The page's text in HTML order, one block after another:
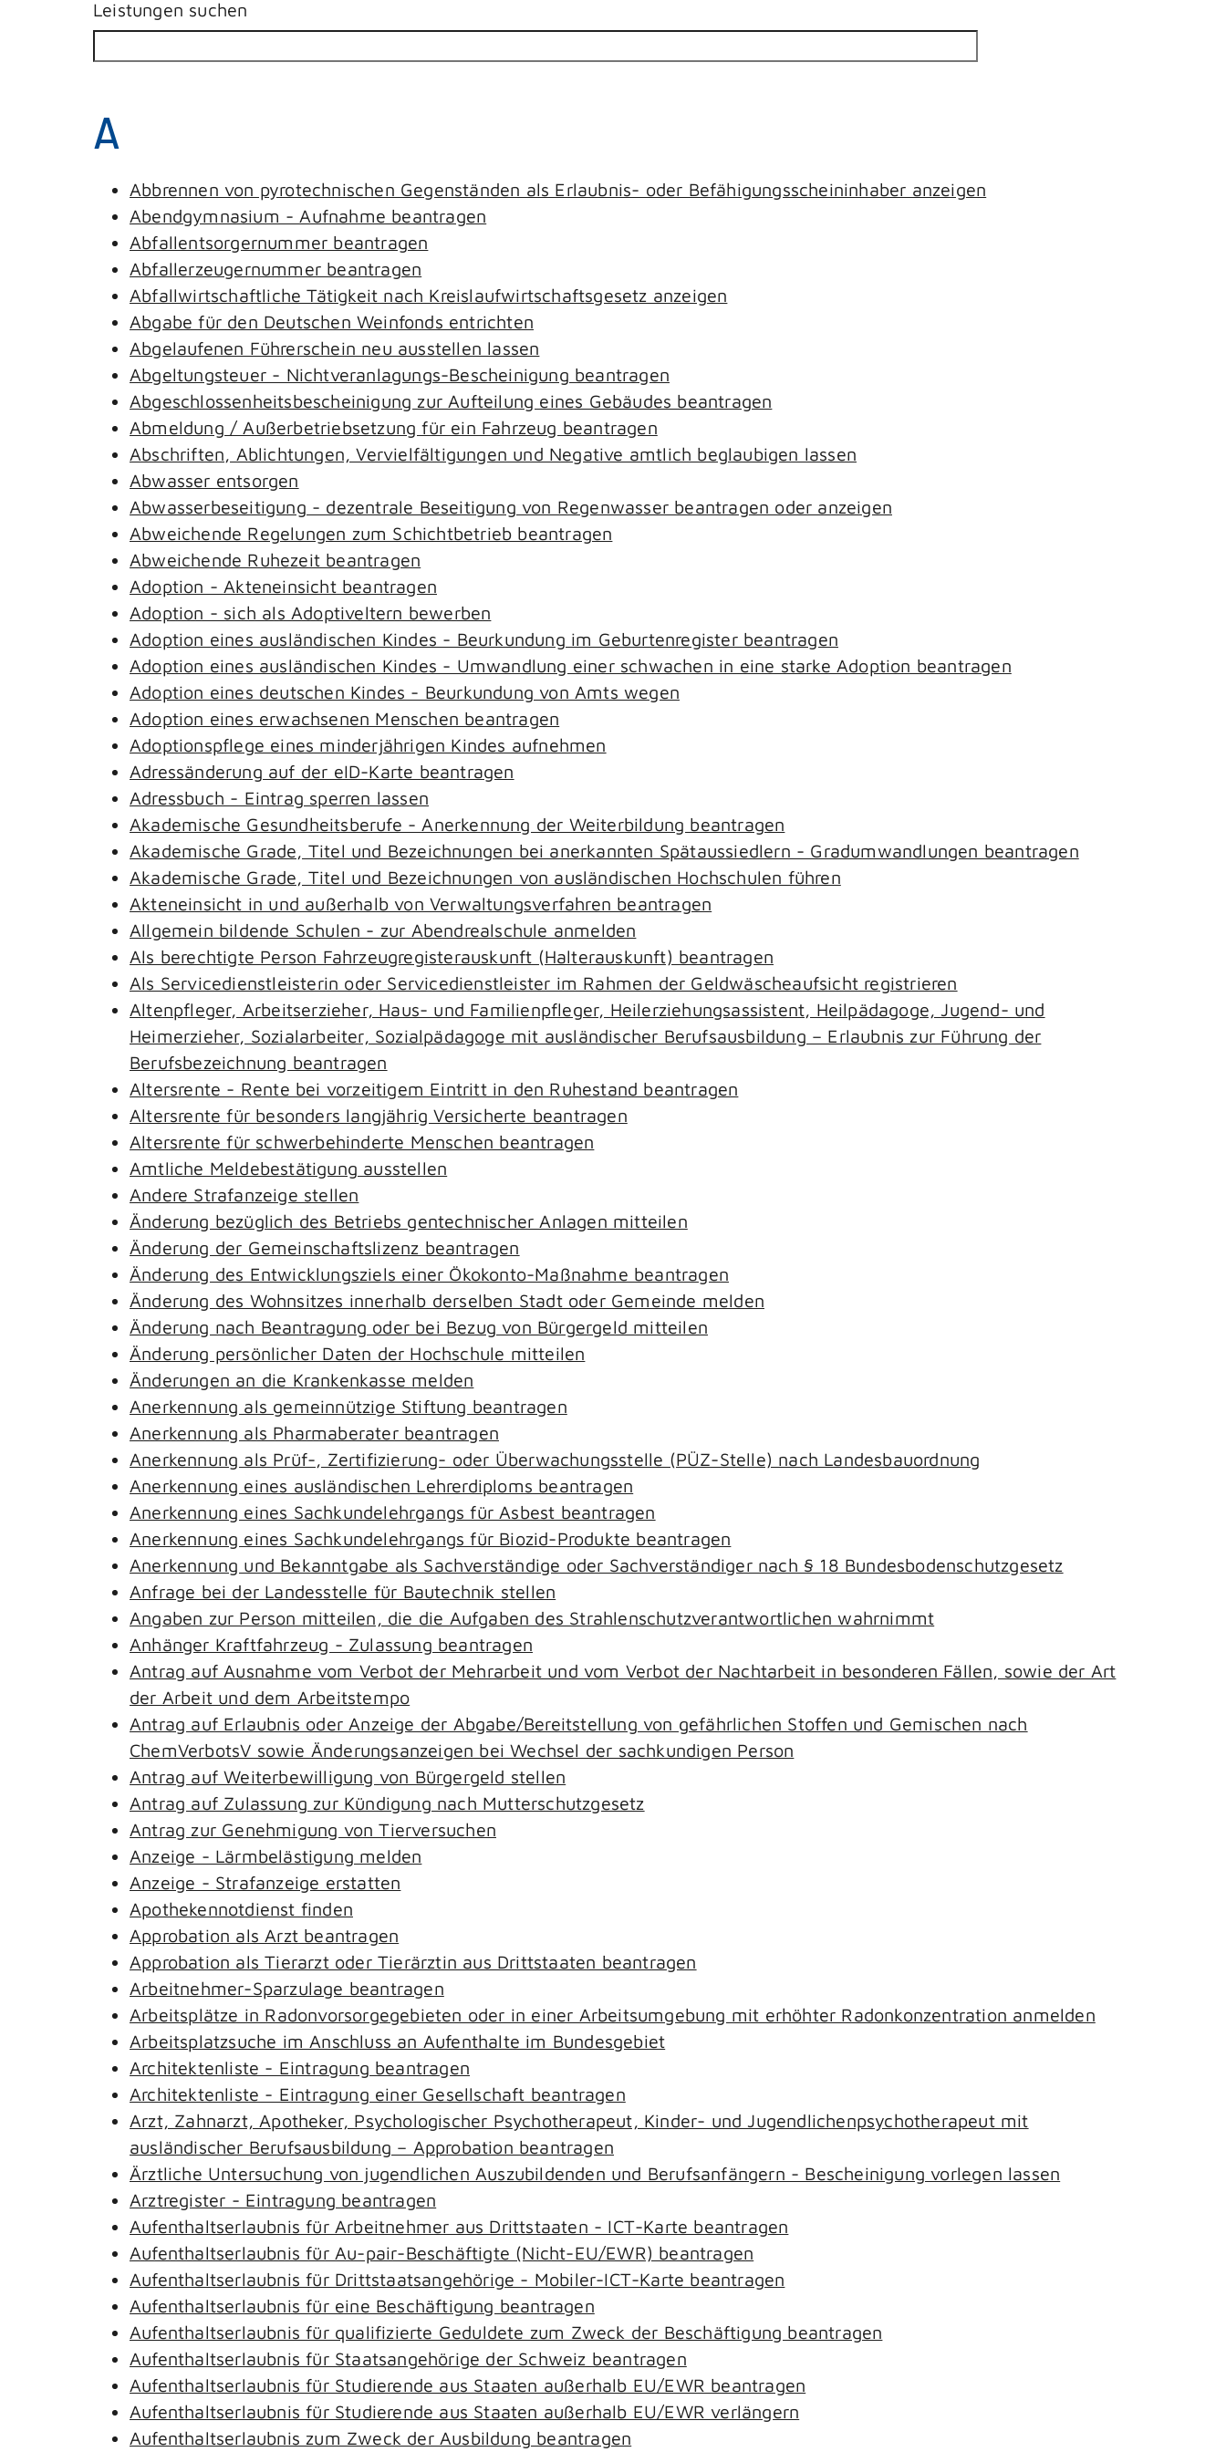
Leistungen suchen
A
Abbrennen von pyrotechnischen Gegenständen als Erlaubnis- oder Befähigungsscheininhaber anzeigen
Abendgymnasium - Aufnahme beantragen
Abfallentsorgernummer beantragen
Abfallerzeugernummer beantragen
Abfallwirtschaftliche Tätigkeit nach Kreislaufwirtschaftsgesetz anzeigen
Abgabe für den Deutschen Weinfonds entrichten
Abgelaufenen Führerschein neu ausstellen lassen
Abgeltungsteuer - Nichtveranlagungs-Bescheinigung beantragen
Abgeschlossenheitsbescheinigung zur Aufteilung eines Gebäudes beantragen
Abmeldung / Außerbetriebsetzung für ein Fahrzeug beantragen
Abschriften, Ablichtungen, Vervielfältigungen und Negative amtlich beglaubigen lassen
Abwasser entsorgen
Abwasserbeseitigung - dezentrale Beseitigung von Regenwasser beantragen oder anzeigen
Abweichende Regelungen zum Schichtbetrieb beantragen
Abweichende Ruhezeit beantragen
Adoption - Akteneinsicht beantragen
Adoption - sich als Adoptiveltern bewerben
Adoption eines ausländischen Kindes - Beurkundung im Geburtenregister beantragen
Adoption eines ausländischen Kindes - Umwandlung einer schwachen in eine starke Adoption beantragen
Adoption eines deutschen Kindes - Beurkundung von Amts wegen
Adoption eines erwachsenen Menschen beantragen
Adoptionspflege eines minderjährigen Kindes aufnehmen
Adressänderung auf der eID-Karte beantragen
Adressbuch - Eintrag sperren lassen
Akademische Gesundheitsberufe - Anerkennung der Weiterbildung beantragen
Akademische Grade, Titel und Bezeichnungen bei anerkannten Spätaussiedlern - Gradumwandlungen beantragen
Akademische Grade, Titel und Bezeichnungen von ausländischen Hochschulen führen
Akteneinsicht in und außerhalb von Verwaltungsverfahren beantragen
Allgemein bildende Schulen - zur Abendrealschule anmelden
Als berechtigte Person Fahrzeugregisterauskunft (Halterauskunft) beantragen
Als Servicedienstleisterin oder Servicedienstleister im Rahmen der Geldwäscheaufsicht registrieren
Altenpfleger, Arbeitserzieher, Haus- und Familienpfleger, Heilerziehungsassistent, Heilpädagoge, Jugend- und
Heimerzieher, Sozialarbeiter, Sozialpädagoge mit ausländischer Berufsausbildung – Erlaubnis zur Führung der
Berufsbezeichnung beantragen
Altersrente - Rente bei vorzeitigem Eintritt in den Ruhestand beantragen
Altersrente für besonders langjährig Versicherte beantragen
Altersrente für schwerbehinderte Menschen beantragen
Amtliche Meldebestätigung ausstellen
Andere Strafanzeige stellen
Änderung bezüglich des Betriebs gentechnischer Anlagen mitteilen
Änderung der Gemeinschaftslizenz beantragen
Änderung des Entwicklungsziels einer Ökokonto-Maßnahme beantragen
Änderung des Wohnsitzes innerhalb derselben Stadt oder Gemeinde melden
Änderung nach Beantragung oder bei Bezug von Bürgergeld mitteilen
Änderung persönlicher Daten der Hochschule mitteilen
Änderungen an die Krankenkasse melden
Anerkennung als gemeinnützige Stiftung beantragen
Anerkennung als Pharmaberater beantragen
Anerkennung als Prüf-, Zertifizierung- oder Überwachungsstelle (PÜZ-Stelle) nach Landesbauordnung
Anerkennung eines ausländischen Lehrerdiploms beantragen
Anerkennung eines Sachkundelehrgangs für Asbest beantragen
Anerkennung eines Sachkundelehrgangs für Biozid-Produkte beantragen
Anerkennung und Bekanntgabe als Sachverständige oder Sachverständiger nach § 18 Bundesbodenschutzgesetz
Anfrage bei der Landesstelle für Bautechnik stellen
Angaben zur Person mitteilen, die die Aufgaben des Strahlenschutzverantwortlichen wahrnimmt
Anhänger Kraftfahrzeug - Zulassung beantragen
Antrag auf Ausnahme vom Verbot der Mehrarbeit und vom Verbot der Nachtarbeit in besonderen Fällen, sowie der Art
der Arbeit und dem Arbeitstempo
Antrag auf Erlaubnis oder Anzeige der Abgabe/Bereitstellung von gefährlichen Stoffen und Gemischen nach
ChemVerbotsV sowie Änderungsanzeigen bei Wechsel der sachkundigen Person
Antrag auf Weiterbewilligung von Bürgergeld stellen
Antrag auf Zulassung zur Kündigung nach Mutterschutzgesetz
Antrag zur Genehmigung von Tierversuchen
Anzeige - Lärmbelästigung melden
Anzeige - Strafanzeige erstatten
Apothekennotdienst finden
Approbation als Arzt beantragen
Approbation als Tierarzt oder Tierärztin aus Drittstaaten beantragen
Arbeitnehmer-Sparzulage beantragen
Arbeitsplätze in Radonvorsorgegebieten oder in einer Arbeitsumgebung mit erhöhter Radonkonzentration anmelden
Arbeitsplatzsuche im Anschluss an Aufenthalte im Bundesgebiet
Architektenliste - Eintragung beantragen
Architektenliste - Eintragung einer Gesellschaft beantragen
Arzt, Zahnarzt, Apotheker, Psychologischer Psychotherapeut, Kinder- und Jugendlichenpsychotherapeut mit
ausländischer Berufsausbildung – Approbation beantragen
Ärztliche Untersuchung von jugendlichen Auszubildenden und Berufsanfängern - Bescheinigung vorlegen lassen
Arztregister - Eintragung beantragen
Aufenthaltserlaubnis für Arbeitnehmer aus Drittstaaten - ICT-Karte beantragen
Aufenthaltserlaubnis für Au-pair-Beschäftigte (Nicht-EU/EWR) beantragen
Aufenthaltserlaubnis für Drittstaatsangehörige - Mobiler-ICT-Karte beantragen
Aufenthaltserlaubnis für eine Beschäftigung beantragen
Aufenthaltserlaubnis für qualifizierte Geduldete zum Zweck der Beschäftigung beantragen
Aufenthaltserlaubnis für Staatsangehörige der Schweiz beantragen
Aufenthaltserlaubnis für Studierende aus Staaten außerhalb EU/EWR beantragen
Aufenthaltserlaubnis für Studierende aus Staaten außerhalb EU/EWR verlängern
Aufenthaltserlaubnis zum Zweck der Ausbildung beantragen